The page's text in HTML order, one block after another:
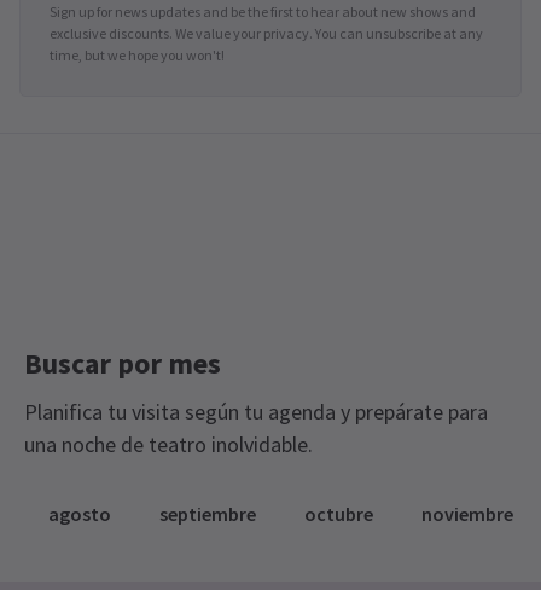
Sign up for news updates and be the first to hear about new shows and
exclusive discounts. We value your privacy. You can unsubscribe at any
time, but we hope you won't!
Buscar por mes
Planifica tu visita según tu agenda y prepárate para
una noche de teatro inolvidable.
agosto septiembre octubre noviembre